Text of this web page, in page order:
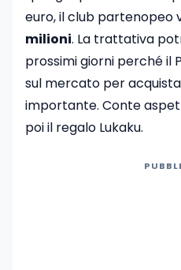
euro, il club
milioni. La trattativa
prossimi giorni perché il
sul mercato per
importante. Conte
poi il regalo Lukaku.